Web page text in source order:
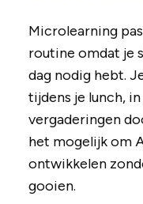
Microlearning
routine omdat je
dag nodig hebt.
tijdens je lunch,
vergaderingen
het mogelijk om
ontwikkelen
gooien.